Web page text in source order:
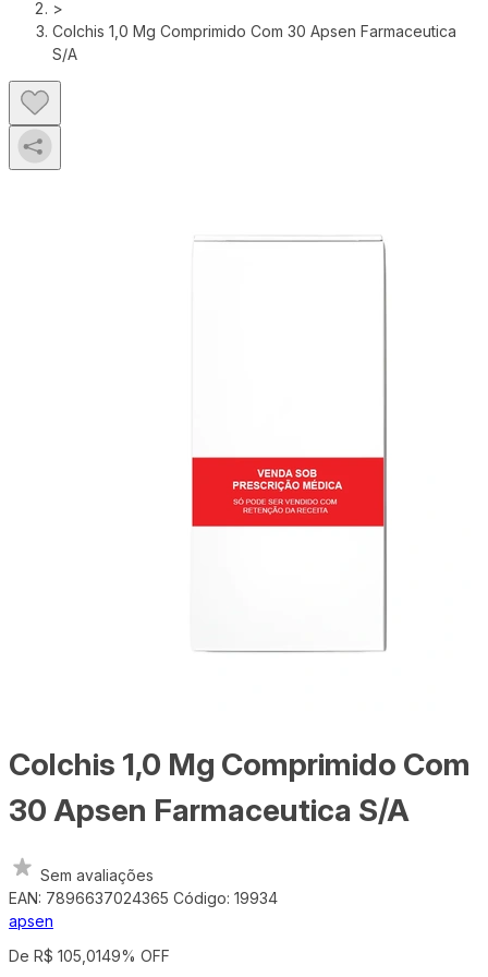
>
Colchis 1,0 Mg Comprimido Com 30 Apsen Farmaceutica
S/A
Colchis 1,0 Mg Comprimido Com
30 Apsen Farmaceutica S/A
Sem avaliações
EAN: 7896637024365 Código: 19934
apsen
De R$ 105,0149% OFF